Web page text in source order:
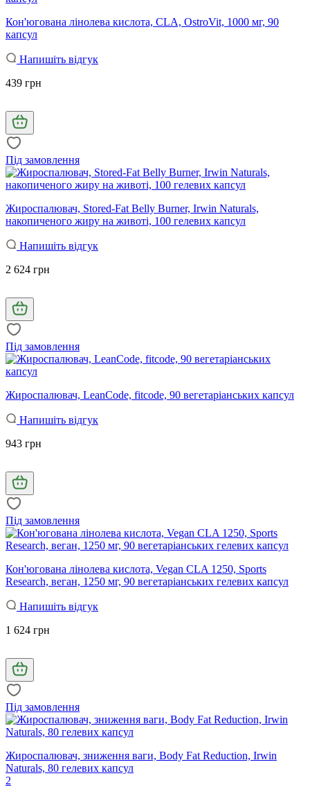
Кон'югована лінолева кислота, CLA, OstroVit, 1000 мг, 90
капсул
Напишіть відгук
439 грн
Під замовлення
Жироспалювач, Stored-Fat Belly Burner, Irwin Naturals,
накопиченого жиру на животі, 100 гелевих капсул
Напишіть відгук
2 624 грн
Під замовлення
Жироспалювач, LeanCode, fitcode, 90 вегетаріанських капсул
Напишіть відгук
943 грн
Під замовлення
Кон'югована лінолева кислота, Vegan CLA 1250, Sports
Research, веган, 1250 мг, 90 вегетаріанських гелевих капсул
Напишіть відгук
1 624 грн
Під замовлення
Жироспалювач, зниження ваги, Body Fat Reduction, Irwin
Naturals, 80 гелевих капсул
2